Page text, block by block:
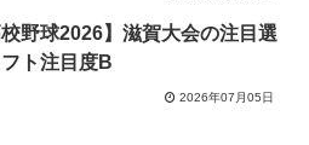
校野球2026】滋賀大会の注目選
ト注目度B
2026年07月05日